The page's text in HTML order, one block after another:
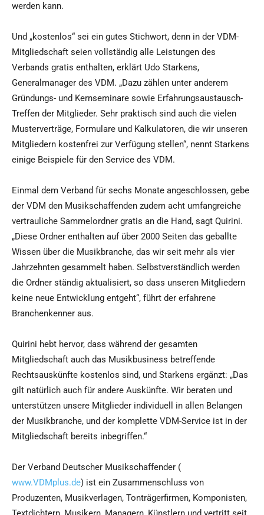
werden kann.
Und „kostenlos“ sei ein gutes Stichwort, denn in der VDM-
Mitgliedschaft seien vollständig alle Leistungen des
Verbands gratis enthalten, erklärt Udo Starkens,
Generalmanager des VDM. „Dazu zählen unter anderem
Gründungs- und Kernseminare sowie Erfahrungsaustausch-
Treffen der Mitglieder. Sehr praktisch sind auch die vielen
Musterverträge, Formulare und Kalkulatoren, die wir unseren
Mitgliedern kostenfrei zur Verfügung stellen“, nennt Starkens
einige Beispiele für den Service des VDM.
Einmal dem Verband für sechs Monate angeschlossen, gebe
der VDM den Musikschaffenden zudem acht umfangreiche
vertrauliche Sammelordner gratis an die Hand, sagt Quirini.
„Diese Ordner enthalten auf über 2000 Seiten das geballte
Wissen über die Musikbranche, das wir seit mehr als vier
Jahrzehnten gesammelt haben. Selbstverständlich werden
die Ordner ständig aktualisiert, so dass unseren Mitgliedern
keine neue Entwicklung entgeht“, führt der erfahrene
Branchenkenner aus.
Quirini hebt hervor, dass während der gesamten
Mitgliedschaft auch das Musikbusiness betreffende
Rechtsauskünfte kostenlos sind, und Starkens ergänzt: „Das
gilt natürlich auch für andere Auskünfte. Wir beraten und
unterstützen unsere Mitglieder individuell in allen Belangen
der Musikbranche, und der komplette VDM-Service ist in der
Mitgliedschaft bereits inbegriffen.“
Der Verband Deutscher Musikschaffender (
www.VDMplus.de) ist ein Zusammenschluss von
Produzenten, Musikverlagen, Tonträgerfirmen, Komponisten,